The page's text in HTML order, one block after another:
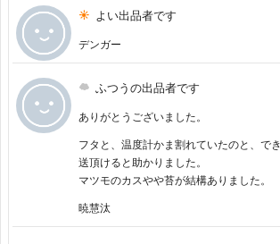
よい出品者です
デンガー
ふつうの出品者です
ありがとうございました。
フタと、温度計かま割れていたのと、で
送頂けると助かりました。
マツモのカスやや苔が結構ありました。
暁慧汰